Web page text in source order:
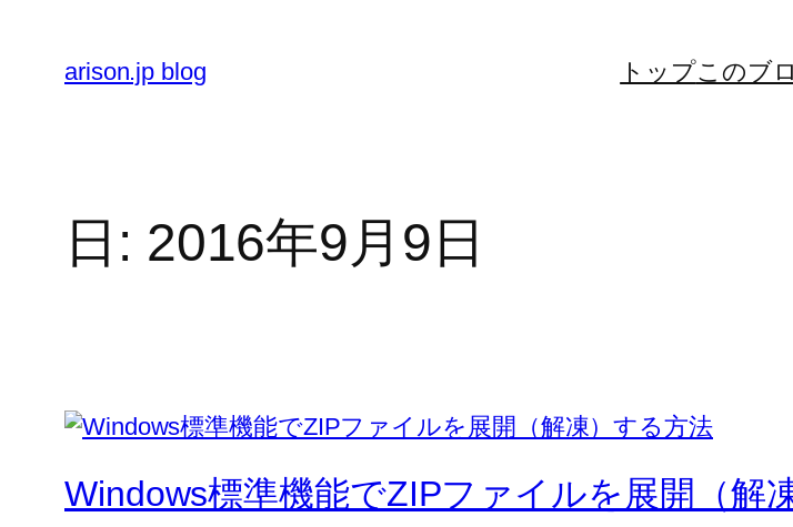
arison.jp blog トップこのブ
日: 2016年9月9日
Windows標準機能でZIPファイルを展開（解